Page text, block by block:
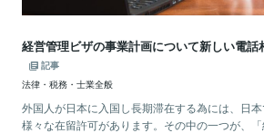
経営管理ビザの事業計画について新しい電話
記事
法律・税務・士業全般
外国人が日本に入国し長期滞在する為には、日
様々な在留許可があります。その中の一つが、